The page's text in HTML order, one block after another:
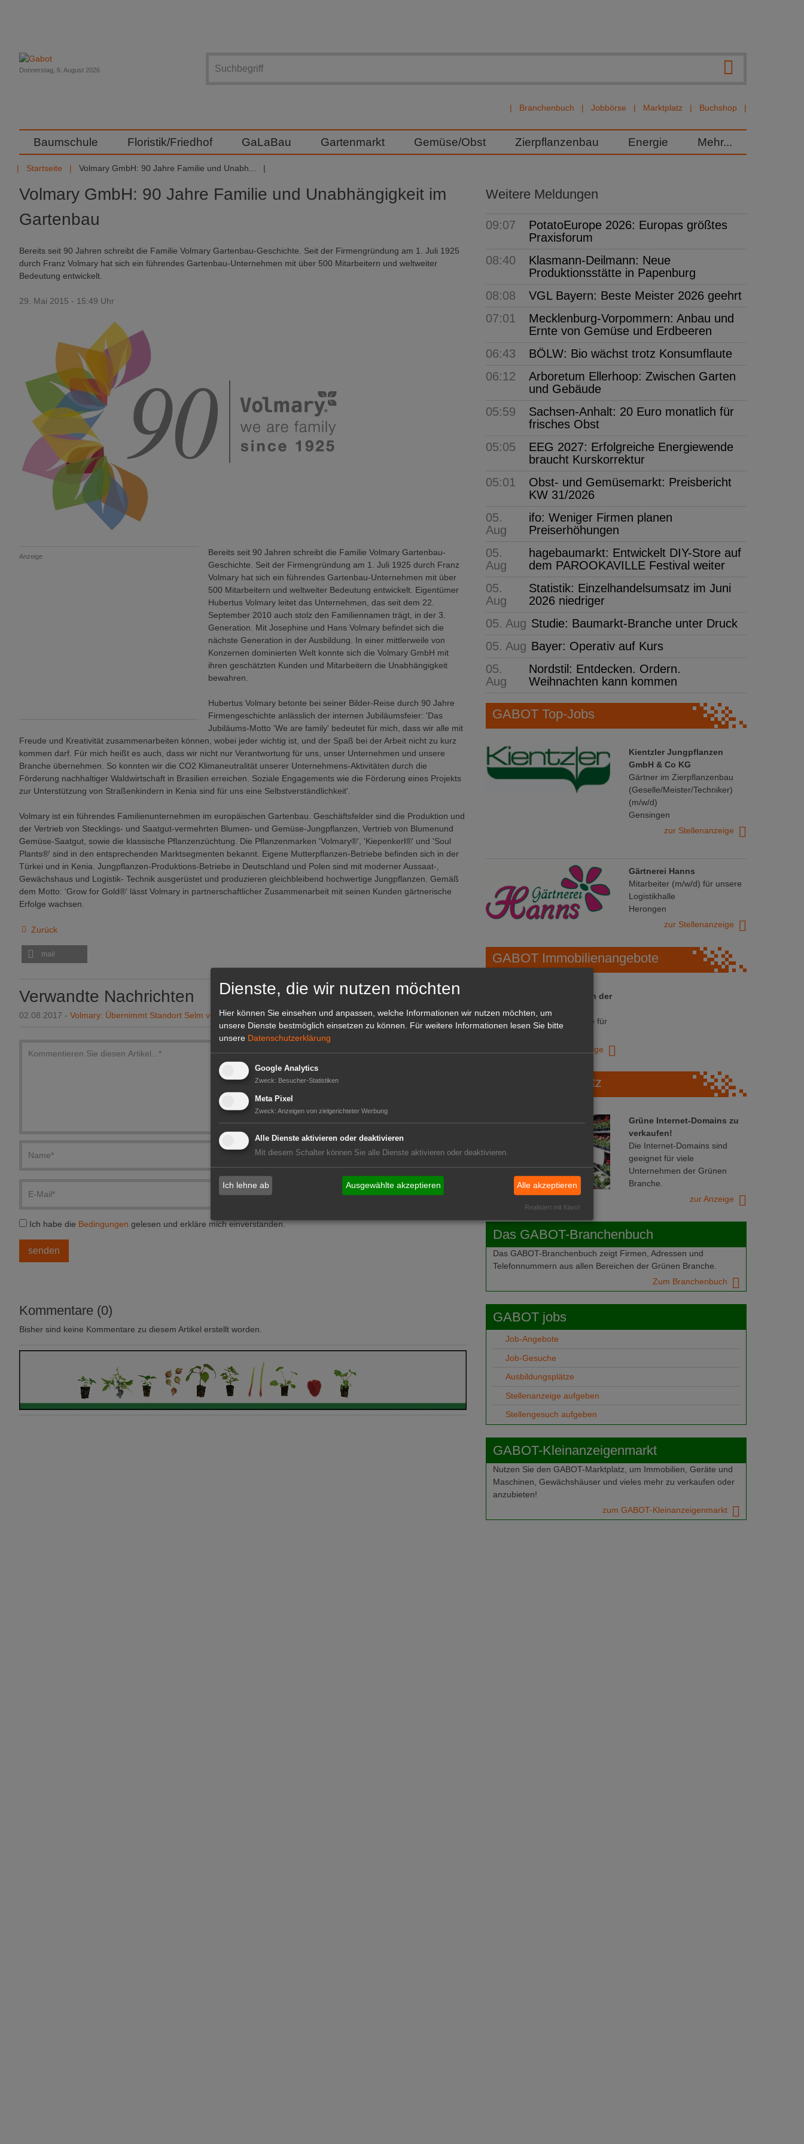
Branchenbuch Jobbörse Marktplatz Buchshop
Donnerstag, 6. August 2026
Baumschule Floristik/Friedhof GaLaBau Gartenmarkt Gemüse/Obst Zierpflanzenbau Energie Mehr...
Startseite Volmary GmbH: 90 Jahre Familie und Unabh...
Volmary GmbH: 90 Jahre Familie und Unabhängigkeit im
Gartenbau
Bereits seit 90 Jahren schreibt die Familie Volmary Gartenbau-Geschichte. Seit der Firmengründung am 1. Juli 1925
durch Franz Volmary hat sich ein führendes Gartenbau-Unternehmen mit über 500 Mitarbeitern und weltweiter
Bedeutung entwickelt.
29. Mai 2015 - 15:49 Uhr
Anzeige
Bereits seit 90 Jahren schreibt die Familie Volmary Gartenbau-
Geschichte. Seit der Firmengründung am 1. Juli 1925 durch Franz
Volmary hat sich ein führendes Gartenbau-Unternehmen mit über
500 Mitarbeitern und weltweiter Bedeutung entwickelt. Eigentümer
Hubertus Volmary leitet das Unternehmen, das seit dem 22.
September 2010 auch stolz den Familiennamen trägt, in der 3.
Generation. Mit Josephine und Hans Volmary befindet sich die
nächste Generation in der Ausbildung. In einer mittlerweile von
Konzernen dominierten Welt konnte sich die Volmary GmbH mit
ihren geschätzten Kunden und Mitarbeitern die Unabhängigkeit
bewahren.
Hubertus Volmary betonte bei seiner Bilder-Reise durch 90 Jahre
Firmengeschichte anlässlich der internen Jubiläumsfeier: 'Das
Jubiläums-Motto 'We are family' bedeutet für mich, dass wir alle mit
Freude und Kreativität zusammenarbeiten können, wobei jeder wichtig ist, und der Spaß bei der Arbeit nicht zu kurz
kommen darf. Für mich heißt es auch, dass wir nicht nur Verantwortung für uns, unser Unternehmen und unsere
Branche übernehmen. So konnten wir die CO2 Klimaneutralität unserer Unternehmens-Aktivitäten durch die
Förderung nachhaltiger Waldwirtschaft in Brasilien erreichen. Soziale Engagements wie die Förderung eines Projekts
zur Unterstützung von Straßenkindern in Kenia sind für uns eine Selbstverständlichkeit'.
Volmary ist ein führendes Familienunternehmen im europäischen Gartenbau. Geschäftsfelder sind die Produktion und
der Vertrieb von Stecklings- und Saatgut-vermehrten Blumen- und Gemüse-Jungpflanzen, Vertrieb von Blumenund
Gemüse-Saatgut, sowie die klassische Pflanzenzüchtung. Die Pflanzenmarken 'Volmary®', 'Kiepenkerl®' und 'Soul
Plants®' sind in den entsprechenden Marktsegmenten bekannt. Eigene Mutterpflanzen-Betriebe befinden sich in der
Türkei und in Kenia. Jungpflanzen-Produktions-Betriebe in Deutschland und Polen sind mit moderner Aussaat-,
Gewächshaus und Logistik- Technik ausgerüstet und produzieren gleichbleibend hochwertige Jungpflanzen. Gemäß
dem Motto: ‘Grow for Gold®‘ lässt Volmary in partnerschaftlicher Zusammenarbeit mit seinen Kunden gärtnerische
Erfolge wachsen.
Zurück
mail
Verwandte Nachrichten
02.08.2017 - Volmary: Übernimmt Standort Selm von Grünewald
Ich habe die Bedingungen gelesen und erkläre mich einverstanden.
Kommentare (0)
Bisher sind keine Kommentare zu diesem Artikel erstellt worden.
Weitere Meldungen
09:07
PotatoEurope 2026: Europas größtes
Praxisforum
08:40
Klasmann-Deilmann: Neue
Produktionsstätte in Papenburg
08:08
VGL Bayern: Beste Meister 2026 geehrt
07:01
Mecklenburg-Vorpommern: Anbau und
Ernte von Gemüse und Erdbeeren
06:43
BÖLW: Bio wächst trotz Konsumflaute
06:12
Arboretum Ellerhoop: Zwischen Garten
und Gebäude
05:59
Sachsen-Anhalt: 20 Euro monatlich für
frisches Obst
05:05
EEG 2027: Erfolgreiche Energiewende
braucht Kurskorrektur
05:01
Obst- und Gemüsemarkt: Preisbericht
KW 31/2026
05.
Aug
ifo: Weniger Firmen planen
Preiserhöhungen
05.
Aug
hagebaumarkt: Entwickelt DIY-Store auf
dem PAROOKAVILLE Festival weiter
05.
Aug
Statistik: Einzelhandelsumsatz im Juni
2026 niedriger
05. Aug Studie: Baumarkt-Branche unter Druck
05. Aug Bayer: Operativ auf Kurs
05.
Aug
Nordstil: Entdecken. Ordern.
Weihnachten kann kommen
GABOT Top-Jobs
Kientzler Jungpflanzen
GmbH & Co KG
Gärtner im Zierpflanzenbau
(Geselle/Meister/Techniker)
(m/w/d)
Gensingen
zur Stellenanzeige
Gärtnerei Hanns
Mitarbeiter (m/w/d) für unsere
Logistikhalle
Herongen
zur Stellenanzeige
GABOT Immobilienangebote
1A-Lage, ihre Chance in der
grünen Branche
Repräsentative Immobilie für
zur Anzeige
GABOT Marktplatz
Grüne Internet-Domains zu
verkaufen!
Die Internet-Domains sind
geeignet für viele
Unternehmen der Grünen
Branche.
zur Anzeige
Das GABOT-Branchenbuch
Das GABOT-Branchenbuch zeigt Firmen, Adressen und
Telefonnummern aus allen Bereichen der Grünen Branche.
Zum Branchenbuch
GABOT jobs
Job-Angebote
Job-Gesuche
Ausbildungsplätze
Stellenanzeige aufgeben
Stellengesuch aufgeben
GABOT-Kleinanzeigenmarkt
Nutzen Sie den GABOT-Marktplatz, um Immobilien, Geräte und
Maschinen, Gewächshäuser und vieles mehr zu verkaufen oder
anzubieten!
zum GABOT-Kleinanzeigenmarkt
Dienste, die wir nutzen möchten
Hier können Sie einsehen und anpassen, welche Informationen wir nutzen möchten, um
unsere Dienste bestmöglich einsetzen zu können.
Für weitere Informationen lesen Sie bitte
unsere Datenschutzerklärung
Google Analytics
Zweck: Besucher-Statistiken
Meta Pixel
Zweck: Anzeigen von zielgerichteter Werbung
Alle Dienste aktivieren oder deaktivieren
Mit diesem Schalter können Sie alle Dienste aktivieren oder deaktivieren.
Ich lehne ab Ausgewählte akzeptieren Alle akzeptieren
Realisiert mit Klaro!